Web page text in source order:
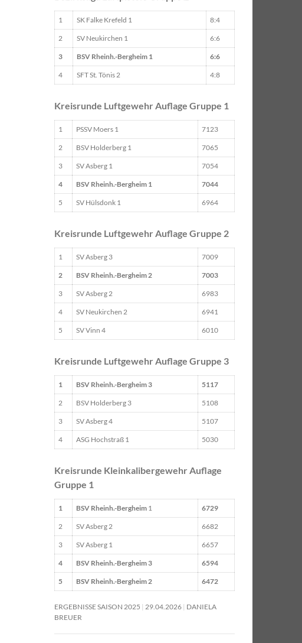
1 SK Falke Krefeld 1 8:4
2 SV Neukirchen 1 6:6
3 BSV Rheinh.-Bergheim 1 6:6
4 SFT St. Tönis 2 4:8
Kreisrunde Luftgewehr Auflage Gruppe 1
1 PSSV Moers 1 7123
2 BSV Holderberg 1 7065
3 SV Asberg 1 7054
4 BSV Rheinh.-Bergheim 1 7044
5 SV Hülsdonk 1 6964
Kreisrunde Luftgewehr Auflage Gruppe 2
1 SV Asberg 3 7009
2 BSV Rheinh.-Bergheim 2 7003
3 SV Asberg 2 6983
4 SV Neukirchen 2 6941
5 SV Vinn 4 6010
Kreisrunde Luftgewehr Auflage Gruppe 3
1 BSV Rheinh.-Bergheim 3 5117
2 BSV Holderberg 3 5108
3 SV Asberg 4 5107
4 ASG Hochstraß 1 5030
Kreisrunde Kleinkalibergewehr Auflage
Gruppe 1
1 BSV Rheinh.-Bergheim 1 6729
2 SV Asberg 2 6682
3 SV Asberg 1 6657
4 BSV Rheinh.-Bergheim 3 6594
5 BSV Rheinh.-Bergheim 2 6472
ERGEBNISSE SAISON 2025 29.04.2026 DANIELA
BREUER